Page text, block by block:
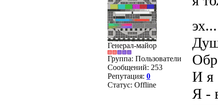
Генерал-майор
Группа: Пользователи
Сообщений: 253
Репутация: 0
Статус: Offline
эх...
И я
Я -